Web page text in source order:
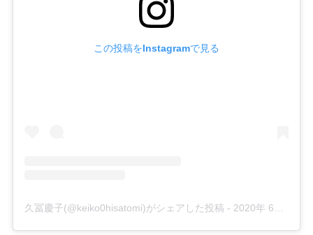
この投稿をInstagramで見る
久冨慶子(@keiko0hisatomi)がシェアした投稿 - 2020年 6月月27日午前5時10分PDT